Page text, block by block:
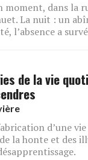
moment, dans la
La nuit : un
l’absence a
de la vie
d’une
la honte et des